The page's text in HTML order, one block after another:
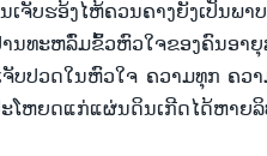
ເຈັບຮອ້ງໄຫ້ຄວນຄາງຍັງເປັນພາບ
ນທະຫລົ່ມຂົ້ວຫົວໃຈຂອງຄົນອາຍຸ
ຈັບປວດໃນຫົວໃຈ ຄວາມທຸກ ຄວ
ໂຫຍດແກ່ແຜ່ນດິນເກີດໄດ້ຫາຍ